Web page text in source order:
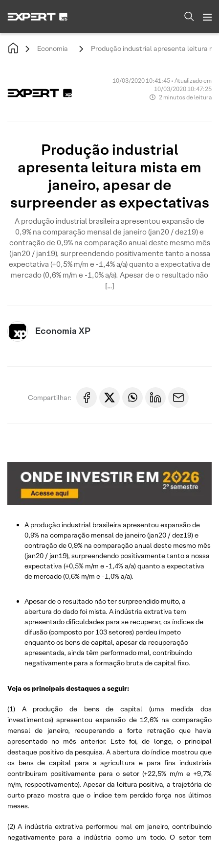
Economia Produção industrial apresenta leitura
10/03/2020 10:41:45 • Atualizado em
10/03/2020 10:47:25
2 minutos de leitura
Produção industrial
apresenta leitura mista em
janeiro, apesar de
surpreender as expectativas
A produção industrial brasileira apresentou expansão de
0,9% na comparação mensal de janeiro (jan20 / dez19) e
contração de 0,9% na comparação anual deste mesmo mês
(jan20 / jan19), surpreendendo positivamente tanto a nossa
expectativa (+0,5% m/m e -1,4% a/a) quanto a expectativa de
mercado (0,6% m/m e -1,0% a/a). Apesar de o resultado não
[…]
Economia XP
Compartilhar:
A produção industrial brasileira apresentou expansão de
0,9% na comparação mensal de janeiro (jan20 / dez19) e
contração de 0,9% na comparação anual deste mesmo mês
(jan20 / jan19), surpreendendo positivamente tanto a nossa
expectativa (+0,5% m/m e -1,4% a/a) quanto a expectativa
de mercado (0,6% m/m e -1,0% a/a).
Apesar de o resultado não ter surpreendido muito, a
abertura do dado foi mista. A indústria extrativa tem
apresentado dificuldades para se recuperar, os índices de
difusão (composto por 103 setores) perdeu ímpeto
enquanto os bens de capital, apesar da recuperação
apresentada, ainda têm performado mal, contribuindo
negativamente para a formação bruta de capital fixo.
Veja os principais destaques a seguir:
(1) A produção de bens de capital (uma medida dos
investimentos) apresentou expansão de 12,6% na comparação
mensal de janeiro, recuperando a forte retração que havia
apresentado no mês anterior. Este foi, de longe, o principal
destaque positivo da pesquisa. A abertura do índice mostrou que
os bens de capital para a agricultura e para fins industriais
contribuíram positivamente para o setor (+22,5% m/m e +9,7%
m/m, respectivamente). Apesar da leitura positiva, a trajetória de
curto prazo mostra que o índice tem perdido força nos últimos
meses.
(2) A indústria extrativa performou mal em janeiro, contribuindo
negativamente para a indústria como um todo. O setor tem